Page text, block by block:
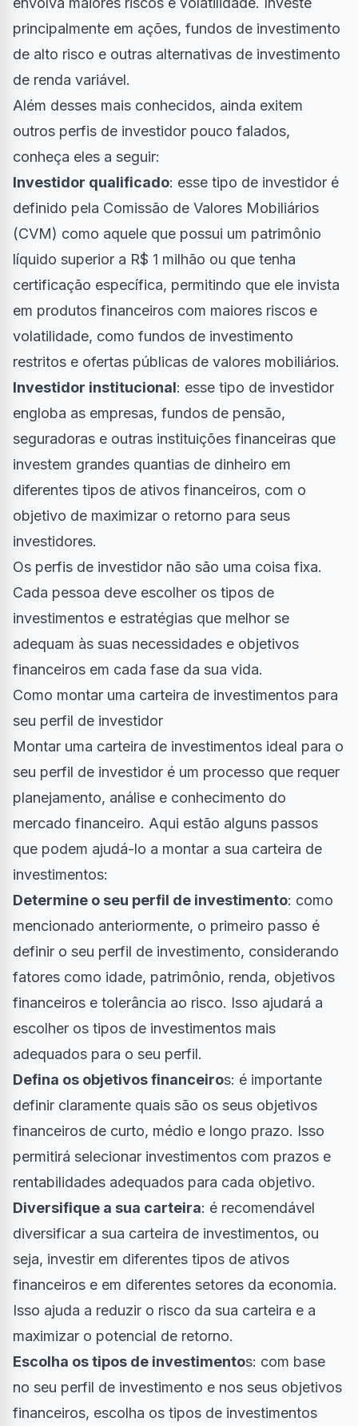
principalmente em ações, fundos de investimento
de alto risco e outras alternativas de investimento
de renda variável.
Além desses mais conhecidos, ainda exitem
outros perfis de investidor pouco falados,
conheça eles a seguir:
Investidor qualificado: esse tipo de investidor é
definido pela Comissão de Valores Mobiliários
(CVM) como aquele que possui um patrimônio
líquido superior a R$ 1 milhão ou que tenha
certificação específica, permitindo que ele invista
em produtos financeiros com maiores riscos e
volatilidade, como fundos de investimento
restritos e ofertas públicas de valores mobiliários.
Investidor institucional: esse tipo de investidor
engloba as empresas, fundos de pensão,
seguradoras e outras instituições financeiras que
investem grandes quantias de dinheiro em
diferentes tipos de ativos financeiros, com o
objetivo de maximizar o retorno para seus
investidores.
Os perfis de investidor não são uma coisa fixa.
Cada pessoa deve escolher os tipos de
investimentos e estratégias que melhor se
adequam às suas necessidades e objetivos
financeiros em cada fase da sua vida.
Como montar uma carteira de investimentos para
seu perfil de investidor
Montar uma carteira de investimentos ideal para o
seu perfil de investidor é um processo que requer
planejamento, análise e conhecimento do
mercado financeiro. Aqui estão alguns passos
que podem ajudá-lo a montar a sua carteira de
investimentos:
Determine o seu perfil de investimento: como
mencionado anteriormente, o primeiro passo é
definir o seu perfil de investimento, considerando
fatores como idade, patrimônio, renda, objetivos
financeiros e tolerância ao risco. Isso ajudará a
escolher os tipos de investimentos mais
adequados para o seu perfil.
Defina os objetivos financeiros: é importante
definir claramente quais são os seus objetivos
financeiros de curto, médio e longo prazo. Isso
permitirá selecionar investimentos com prazos e
rentabilidades adequados para cada objetivo.
Diversifique a sua carteira: é recomendável
diversificar a sua carteira de investimentos, ou
seja, investir em diferentes tipos de ativos
financeiros e em diferentes setores da economia.
Isso ajuda a reduzir o risco da sua carteira e a
maximizar o potencial de retorno.
Escolha os tipos de investimentos: com base
no seu perfil de investimento e nos seus objetivos
financeiros, escolha os tipos de investimentos